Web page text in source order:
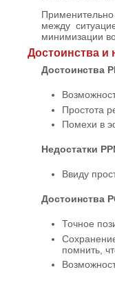
между
минимизации
Достоинства и
Достоинства
Простота
Помехи в
Недостатки
Ввиду
Достоинства
Точное
помнить,